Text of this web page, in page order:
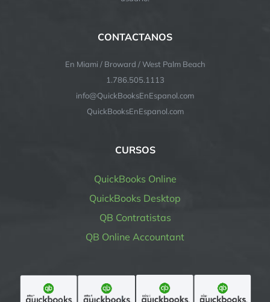
CONTACTANOS
En Miami / Broward / West Palm Beach
1.786.505.1113
info@QuickBooksEnEspanol.com
QuickBooksEnEspanol.com
CURSOS
QuickBooks Online
QuickBooks Desktop
QB Contratistas
QB Online Accountant